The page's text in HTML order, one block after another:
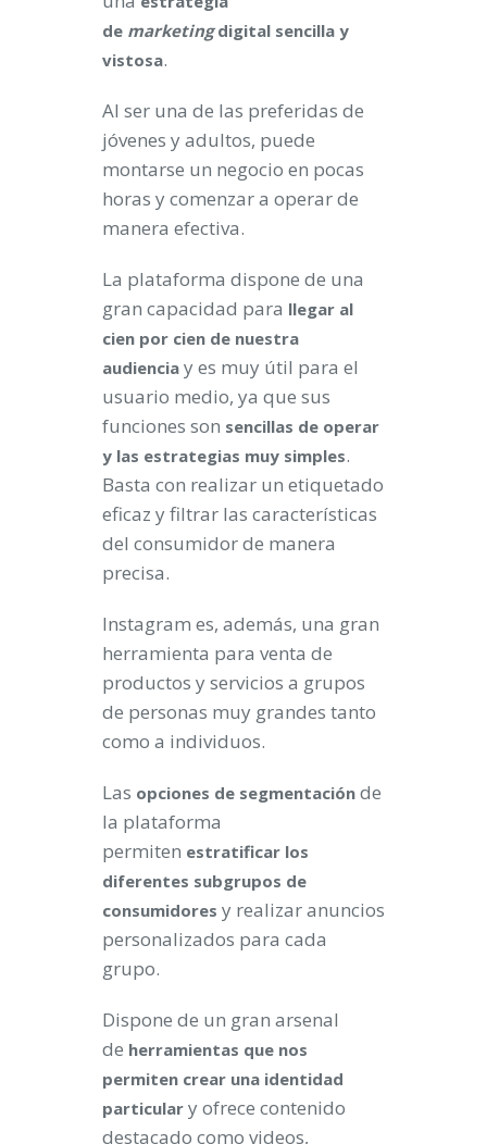
de marketingdigital sencilla y
vistosa.
Al ser una de las preferidas de
jóvenes y adultos, puede
montarse un negocio en pocas
horas y comenzar a operar de
manera efectiva.
La plataforma dispone de una
gran capacidad para llegar al
cien por cien de nuestra
audiencia y es muy útil para el
usuario medio, ya que sus
funciones son sencillas de operar
y las estrategias muy simples.
Basta con realizar un etiquetado
eficaz y filtrar las características
del consumidor de manera
precisa.
Instagram es, además, una gran
herramienta para venta de
productos y servicios a grupos
de personas muy grandes tanto
como a individuos.
Las opciones de segmentación de
la plataforma
permiten estratificar los
diferentes subgrupos de
consumidores y realizar anuncios
personalizados para cada
grupo.
Dispone de un gran arsenal
de herramientas que nos
permiten crear una identidad
particular y ofrece contenido
destacado como videos,